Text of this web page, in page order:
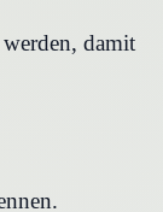
damit